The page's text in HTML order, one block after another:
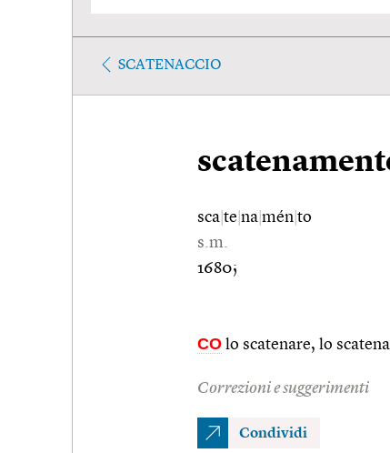
SCATENACCIO
sca te na mén to
s.m.
1680;
CO lo scatenare, lo
Correzioni e suggerimenti
Condividi